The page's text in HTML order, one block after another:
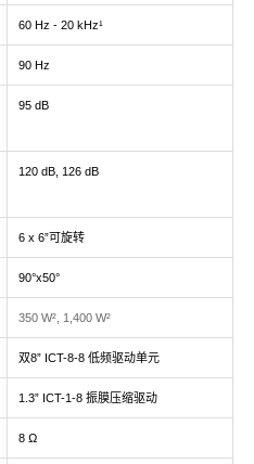
60 Hz - 20 kHz¹
90 Hz
95 dB
120 dB, 126 dB
6 x 6”可旋转
90°x50°
350 W², 1,400 W²
双8” ICT-8-8 低频驱动单元
1.3” ICT-1-8 振膜压缩驱动
8 Ω